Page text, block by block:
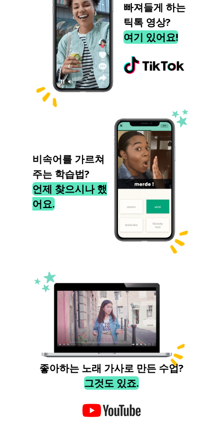
빠져들게 하는
틱톡 영상?
여기 있어요!
비속어를 가르쳐
주는 학습법?
언제 찾으시나 했
어요.
좋아하는 노래 가사로 만든 수업?
그것도 있죠.